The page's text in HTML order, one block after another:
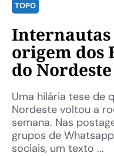
TOPO
Internautas
origem dos
do Nordeste
Uma hilária tese de
Nordeste voltou a
semana. Nas
grupos de
sociais, um texto ...